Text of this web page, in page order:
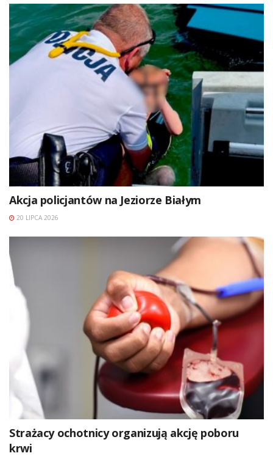
Akcja policjantów na Jeziorze Białym
20 LIPCA 2026
Strażacy ochotnicy organizują akcję poboru
krwi